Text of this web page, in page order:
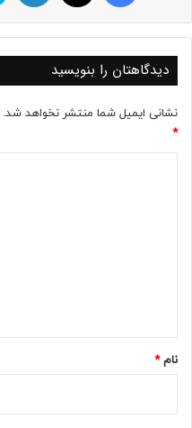
دیدگاهتان را بنویسید
نشانی ایمیل شما منتشر نخواهد شد.
*
نام*